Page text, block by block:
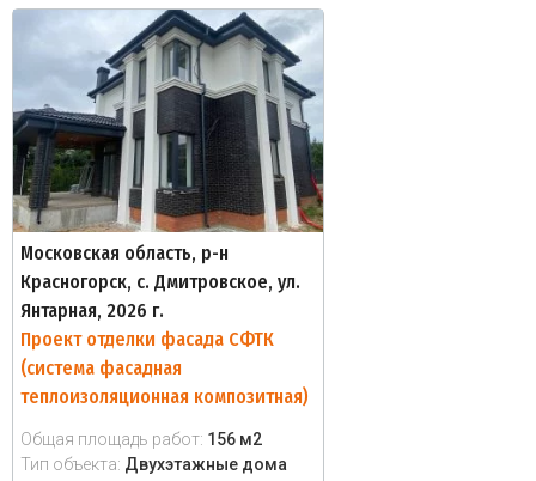
Московская область, р-н
Красногорск, с. Дмитровское, ул.
Янтарная, 2026 г.
Проект отделки фасада СФТК
(система фасадная
теплоизоляционная композитная)
Общая площадь работ: 156 м2
Тип объекта: Двухэтажные дома